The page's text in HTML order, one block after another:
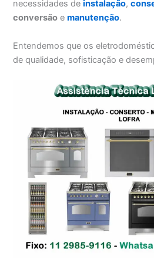
necessidades deinstalação,
conversão emanutenção.
Entendemos que os
de qualidade, sofisticação e